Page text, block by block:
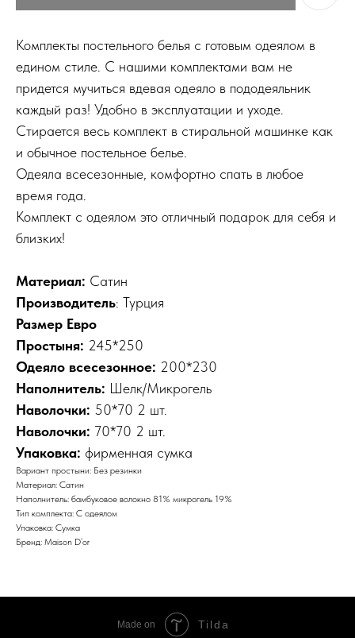
Комплекты постельного белья с готовым одеялом в
едином стиле. С нашими комплектами вам не
придется мучиться вдевая одеяло в пододеяльник
каждый раз! Удобно в эксплуатации и уходе.
Стирается весь комплект в стиральной машинке как
и обычное постельное белье.
Одеяла всесезонные, комфортно спать в любое
время года.
Комплект с одеялом это отличный подарок для себя и
близких!
Материал: Сатин
Производитель: Турция
Размер Евро
Простыня: 245*250
Одеяло всесезонное: 200*230
Наполнитель: Шелк/Микрогель
Наволочки: 50*70 2 шт.
Наволочки: 70*70 2 шт.
Упаковка: фирменная сумка
Вариант простыни: Без резинки
Материал: Сатин
Наполнитель: бамбуковое волокно 81% микрогель 19%
Тип комплекта: С одеялом
Упаковка: Сумка
Бренд: Maison D`or
Made on Tilda